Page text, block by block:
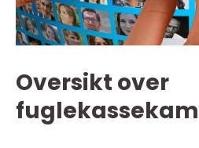
Oversikt over